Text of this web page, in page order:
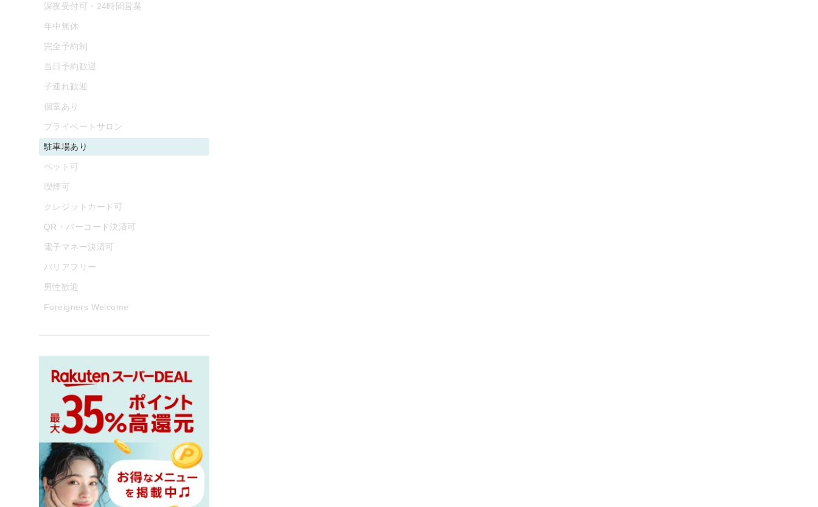
深夜受付可・24時間営業
年中無休
完全予約制
当日予約歓迎
子連れ歓迎
個室あり
プライベートサロン
駐車場あり
ペット可
喫煙可
クレジットカード可
QR・バーコード決済可
電子マネー決済可
バリアフリー
男性歓迎
Foreigners Welcome